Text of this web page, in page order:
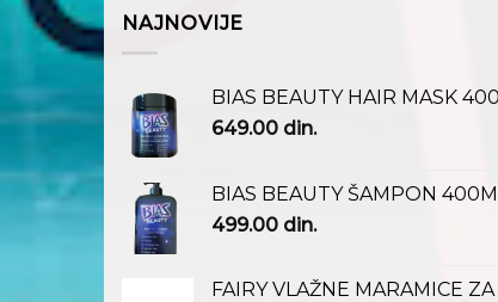
NAJNOVIJE
BIAS BEAUTY HAIR MASK
649.00 din.
BIAS BEAUTY ŠAMPON
499.00 din.
FAIRY VLAŽNE MARAMICE ZA